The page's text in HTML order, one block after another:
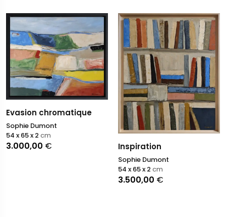
Evasion chromatique
Sophie Dumont
3.000,00 €
54 x 65 x 2 cm
Inspiration
Sophie Dumont
3.500,00 €
54 x 65 x 2 cm